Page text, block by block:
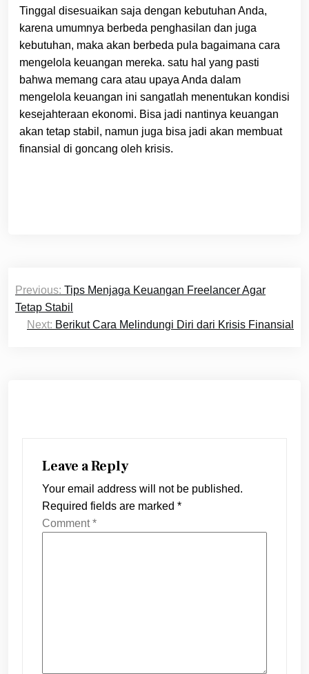
Tinggal disesuaikan saja dengan kebutuhan Anda,
karena umumnya berbeda penghasilan dan juga
kebutuhan, maka akan berbeda pula bagaimana cara
mengelola keuangan mereka. satu hal yang pasti
bahwa memang cara atau upaya Anda dalam
mengelola keuangan ini sangatlah menentukan kondisi
kesejahteraan ekonomi. Bisa jadi nantinya keuangan
akan tetap stabil, namun juga bisa jadi akan membuat
finansial di goncang oleh krisis.
Post
navigation
Previous: Tips Menjaga Keuangan Freelancer Agar
Tetap Stabil
Next: Berikut Cara Melindungi Diri dari Krisis Finansial
Leave a Reply
Your email address will not be published.
Required fields are marked *
Comment*